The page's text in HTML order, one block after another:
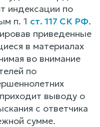
индексации по
п. 1 ст. 117 СК РФ.
приведенные
в материалах
во внимание
по
выводу о
с ответчика
сумме.